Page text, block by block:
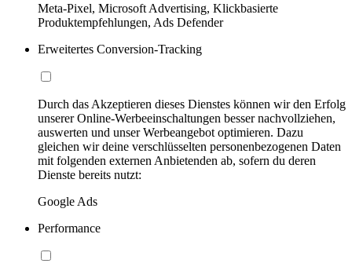
Meta-Pixel, Microsoft Advertising, Klickbasierte
Produktempfehlungen, Ads Defender
Erweitertes Conversion-Tracking
Durch das Akzeptieren dieses Dienstes können wir den Erfolg
unserer Online-Werbeeinschaltungen besser nachvollziehen,
auswerten und unser Werbeangebot optimieren. Dazu
gleichen wir deine verschlüsselten personenbezogenen Daten
mit folgenden externen Anbietenden ab, sofern du deren
Dienste bereits nutzt:
Google Ads
Performance